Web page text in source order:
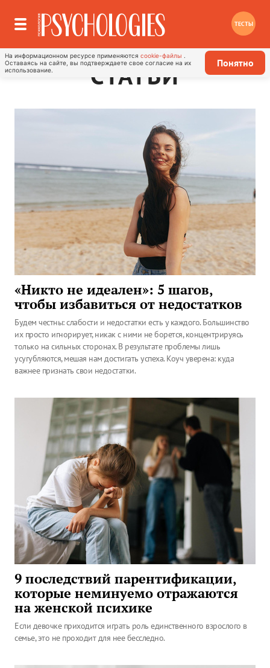
ТЕСТЫ
На информационном ресурсе применяются cookie-файлы
Оставаясь на сайте, вы подтверждаете свое согласие на их
использование.
Понятно
СТАТЬИ
«Никто не идеален»: 5 шагов,
чтобы избавиться от недостатков
Будем честны: слабости и недостатки есть у каждого. Большинство
их просто игнорирует, никак с ними не борется, концентрируясь
только на сильных сторонах. В результате проблемы лишь
усугубляются, мешая нам достигать успеха. Коуч уверена: куда
важнее признать свои недостатки.
9 последствий парентификации,
которые неминуемо отражаются
на женской психике
Если девочке приходится играть роль единственного взрослого в
семье, это не проходит для нее бесследно.